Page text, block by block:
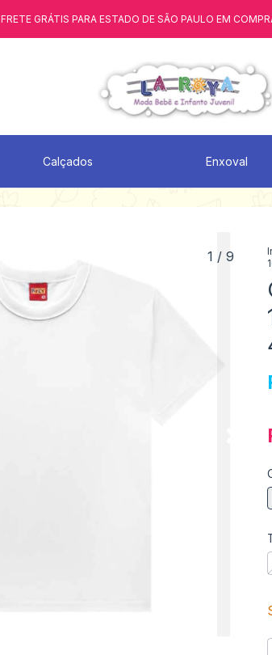
FRETE GRÁTIS PARA ESTADO DE SÃO PAULO EM
Calçados Enxoval
1 / 9